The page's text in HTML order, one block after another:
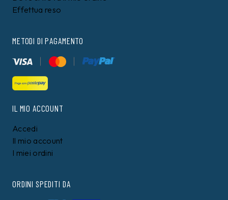
Effettua reso
METODI DI PAGAMENTO
IL MIO ACCOUNT
Accedi
Il mio account
I miei ordini
ORDINI SPEDITI DA